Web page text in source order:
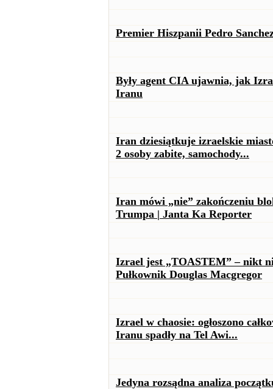
Premier Hiszpanii Pedro
Były agent CIA ujawnia, jak
Iranu
Iran dziesiątkuje izraelskie
2 osoby zabite, samochody...
Iran mówi „nie” zakończeniu
Trumpa | Janta Ka Reporter
Izrael jest „TOASTEM” – nikt
Pułkownik Douglas Macgregor
Izrael w chaosie: ogłoszono
Iranu spadły na Tel Awi...
Jedyna rozsądna analiza